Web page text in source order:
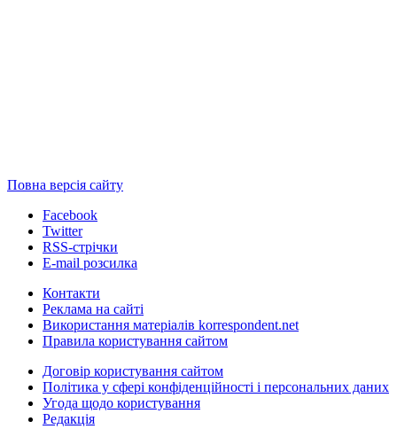
Повна версія сайту
Facebook
Twitter
RSS-стрічки
E-mail розсилка
Контакти
Реклама на сайті
Використання матеріалів korrespondent.net
Правила користування сайтом
Договір користування сайтом
Політика у сфері конфіденційності і персональних даних
Угода щодо користування
Редакція